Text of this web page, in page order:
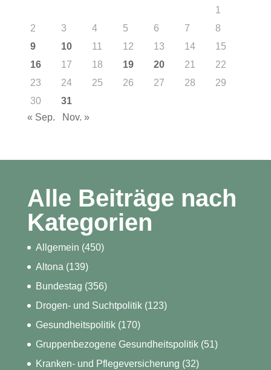
1
2
3 4 5 6 7
8
9
10 11 12 13 14
15
16
17 18 19 20 21
22
23
24 25 26 27 28
29
30
31
« Sep.
Nov. »
Alle Beiträge nach
Kategorien
Allgemein (450)
Altona (139)
Bundestag (356)
Drogen- und Suchtpolitik(123)
Gesundheitspolitik(170)
Gruppenbezogene Gesundheitspolitik(51)
Kranken- und Pflegeversicherung (32)